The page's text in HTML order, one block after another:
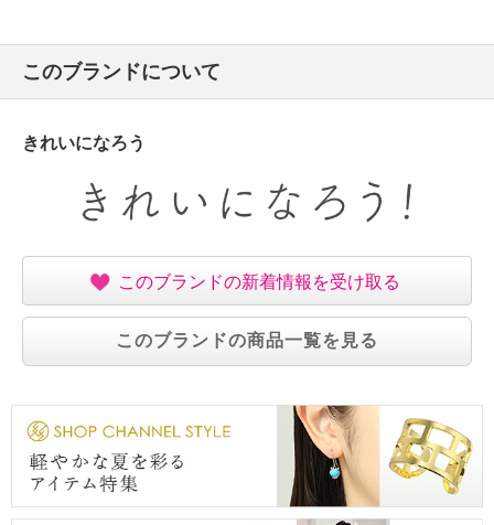
このブランドについて
きれいになろう
このブランドの新着情報を受け取る
このブランドの商品一覧を見る